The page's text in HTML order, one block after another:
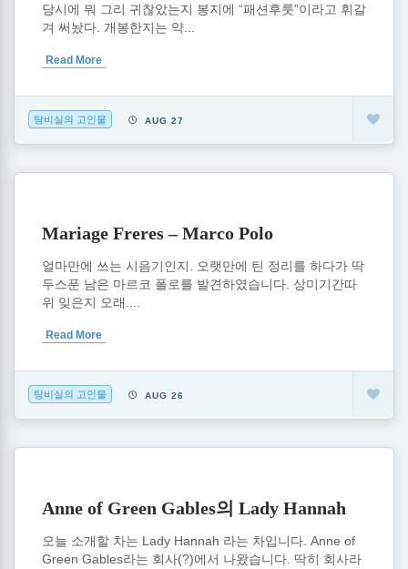
당시에 뭐 그리 귀찮았는지 봉지에 “패션후룻”이라고 휘갈
겨 써놨다. 개봉한지는 약...
Read More
탕비실의 고인물 AUG 27
Mariage Freres – Marco Polo
얼마만에 쓰는 시음기인지. 오랫만에 틴 정리를 하다가 딱
두스푼 남은 마르코 폴로를 발견하였습니다. 상미기간따
위 잊은지 오래....
Read More
탕비실의 고인물 AUG 26
Anne of Green Gables의 Lady Hannah
오늘 소개할 차는 Lady Hannah 라는 차입니다. Anne of
Green Gables라는 회사(?)에서 나왔습니다. 딱히 회사라